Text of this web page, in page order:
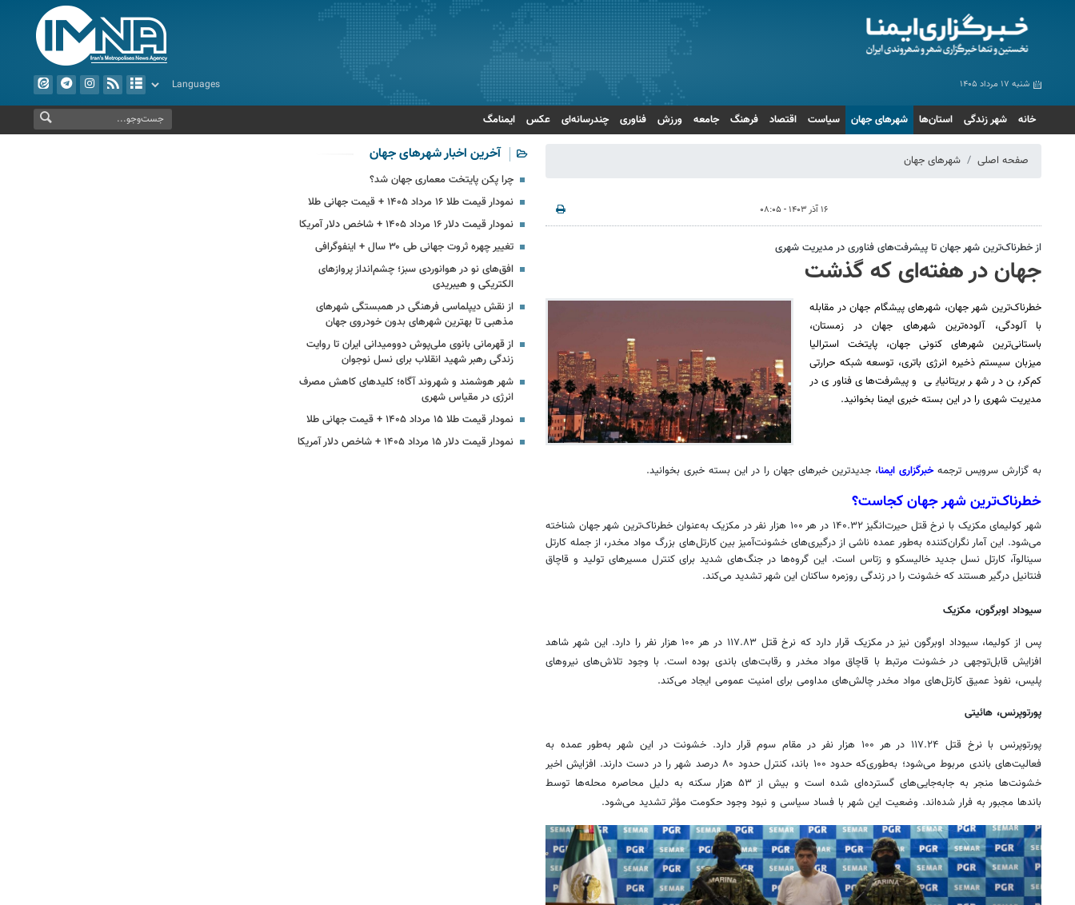
شنبه ۱۷ مرداد ۱۴۰۵
خانه شهر زندگی استان‌ها شهرهای جهان سیاست اقتصاد فرهنگ جامعه ورزش فناوری چندرسانه‌ای عکس ایمنامگ
صفحه اصلی شهرهای جهان
۱۶ آذر ۱۴۰۳ - ۰۸:۰۵
از خطرناک‌ترین شهر جهان تا پیشرفت‌های فناوری در مدیریت شهری
جهان در هفته‌ای که گذشت
خطرناک‌ترین شهر جهان، شهرهای پیشگام جهان در مقابله
با آلودگی، آلوده‌ترین شهرهای جهان در زمستان،
باستانی‌ترین شهرهای کنونی جهان، پایتخت استرالیا
میزبان سیستم ذخیره انرژی باتری، توسعه شبکه حرارتی
کم‌کربن در شهر بریتانیایی و پیشرفت‌های فناوری در
مدیریت شهری را در این بسته خبری ایمنا بخوانید.
به گزارش سرویس ترجمه خبرگزاری ایمنا، جدیدترین خبرهای جهان را در این بسته خبری بخوانید.
خطرناک‌ترین شهر جهان کجاست؟
شهر کولیمای
مکزیک با نرخ قتل حیرت‌انگیز ۱۴۰.۳۲ در هر ۱۰۰ هزار نفر در مکزیک به‌عنوان خطرناک‌ترین شهر جهان شناخته
می‌شود. این آمار نگران‌کننده به‌طور عمده ناشی از درگیری‌های خشونت‌آمیز بین کارتل‌های بزرگ مواد مخدر، از جمله کارتل
سینالوآ، کارتل نسل جدید خالیسکووزتاس است. این گروه‌ها در جنگ‌های شدید برای کنترل مسیرهای تولید و قاچاق
فنتانیل درگیر هستند که خشونت را در زندگی روزمره ساکنان این شهر تشدید می‌کند.
سیوداد اوبرگون، مکزیک
پس از کولیما،سیوداد اوبرگون
نیز در مکزیک قرار دارد که نرخ قتل ۱۱۷.۸۳ در هر ۱۰۰ هزار نفر را دارد. این شهر شاهد
افزایش قابل‌توجهی در خشونت مرتبط با قاچاق مواد مخدر و رقابت‌های باندی بوده است. با وجود تلاش‌های نیروهای
پلیس، نفوذ عمیق کارتل‌های مواد مخدر چالش‌های مداومی برای امنیت عمومی ایجاد می‌کند.
پورتوپرنس، هائیتی
پورتوپرنس
با نرخ قتل ۱۱۷.۲۴ در هر ۱۰۰ هزار نفر در مقام سوم قرار دارد. خشونت در این شهر به‌طور عمده به
فعالیت‌های باندی مربوط می‌شود؛ به‌طوری‌که حدود ۱۰۰ باند، کنترل حدود ۸۰ درصد شهر را در دست دارند. افزایش اخیر
خشونت‌ها منجر به جابه‌جایی‌های گسترده‌ای شده است و بیش از ۵۳ هزار سکنه به دلیل محاصره محله‌ها توسط
باندها مجبور به فرار شده‌اند. وضعیت این شهر با فساد سیاسی و نبود وجود حکومت مؤثر تشدید می‌شود.
آخرین اخبار شهرهای جهان
چرا پکن پایتخت معماری جهان شد؟
نمودار قیمت طلا ۱۶ مرداد ۱۴۰۵ + قیمت جهانی طلا
نمودار قیمت دلار ۱۶ مرداد ۱۴۰۵ + شاخص دلار آمریکا
تغییر چهره‌ ثروت جهانی طی ۳۰ سال + اینفوگرافی
افق‌های نو در هوانوردی سبز؛ چشم‌انداز پروازهای
الکتریکی و هیبریدی
از نقش دیپلماسی فرهنگی در همبستگی شهرهای
مذهبی تا بهترین شهرهای بدون خودروی جهان
از قهرمانی بانوی ملی‌پوش دوومیدانی ایران تا روایت
زندگی رهبر شهید انقلاب برای نسل نوجوان
شهر هوشمند و شهروند آگاه؛ کلیدهای کاهش مصرف
انرژی در مقیاس شهری
نمودار قیمت طلا ۱۵ مرداد ۱۴۰۵ + قیمت جهانی طلا
نمودار قیمت دلار ۱۵ مرداد ۱۴۰۵ + شاخص دلار آمریکا